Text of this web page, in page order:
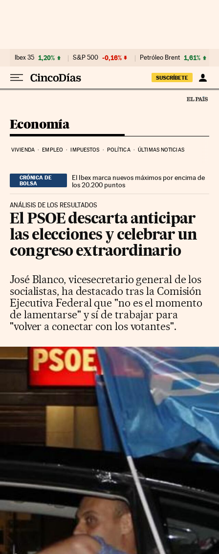
Ibex 35 1,20% S&P 500 -0,16% Petróleo Brent 1,61%
SUSCRÍBETE
Economía
VIVIENDA EMPLEO IMPUESTOS POLÍTICA ÚLTIMAS NOTICIAS
CRÓNICA DE
BOLSA
El Ibex marca nuevos máximos por encima de
los 20.200 puntos
ANÁLISIS DE LOS RESULTADOS
El PSOE descarta anticipar
las elecciones y celebrar un
congreso extraordinario
José Blanco, vicesecretario general de los
socialistas, ha destacado tras la Comisión
Ejecutiva Federal que "no es el momento
de lamentarse" y sí de trabajar para
"volver a conectar con los votantes".